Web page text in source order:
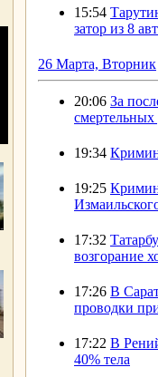
15:54
затор из 8
26 Марта, Вторник
20:06 За
19:34
19:25
17:32
возгорание
17:26 В
проводки
17:22 В
40% тела